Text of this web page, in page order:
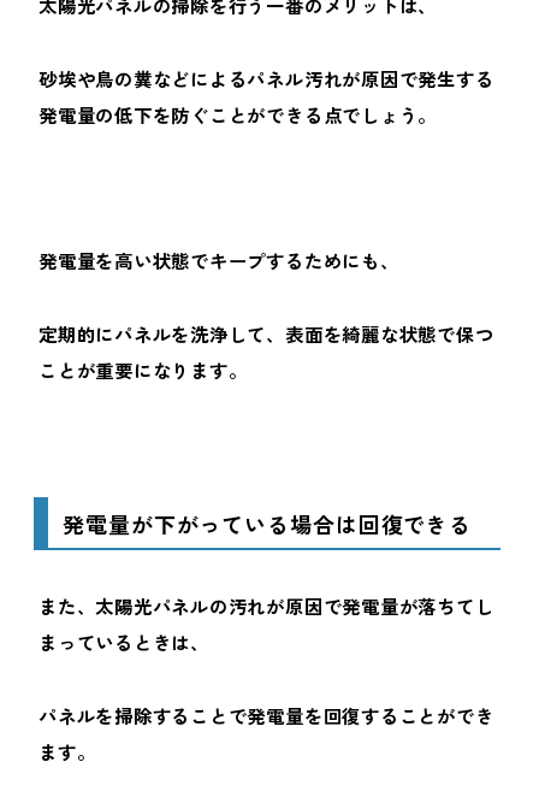
砂埃や鳥の糞などによるパネル汚れが原因で発生する
発電量の低下を防ぐことができる点でしょう。
発電量を高い状態でキープするためにも、
定期的にパネルを洗浄して、表面を綺麗な状態で保つ
ことが重要になります。
発電量が下がっている場合は回復できる
また、太陽光パネルの汚れが原因で発電量が落ちてし
まっているときは、
パネルを掃除することで発電量を回復することができ
ます。